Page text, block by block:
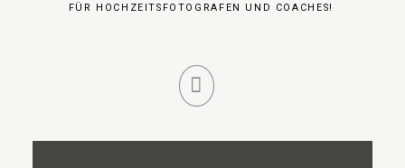
FÜR HOCHZEITSFOTOGRAFEN UND COACHES!